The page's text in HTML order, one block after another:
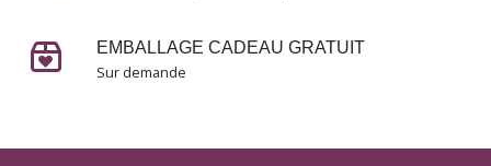
EMBALLAGE CADEAU GRATUIT
Sur demande
les
mots
Les